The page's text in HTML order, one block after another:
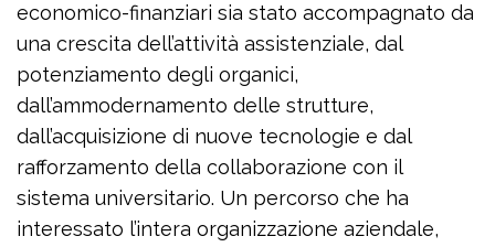
economico-finanziari sia stato accompagnato da
una crescita dell’attività assistenziale, dal
potenziamento degli organici,
dall’ammodernamento delle strutture,
dall’acquisizione di nuove tecnologie e dal
rafforzamento della collaborazione con il
sistema universitario. Un percorso che ha
interessato l’intera organizzazione aziendale,